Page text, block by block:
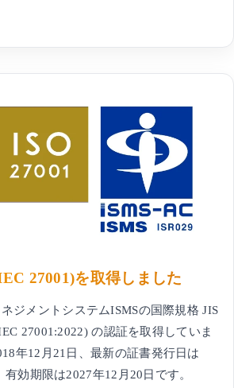
27001)を取得しました
ジメントシステムISMSの国際規格 JIS
27001:2022) の認証を取得していま
年12月21日、最新の証書発行日は
効期限は2027年12月20日です。